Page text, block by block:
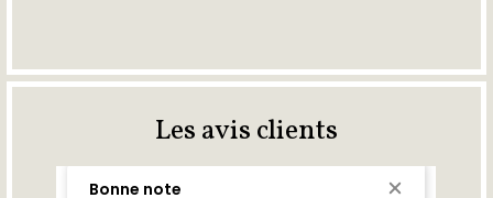
Les avis clients